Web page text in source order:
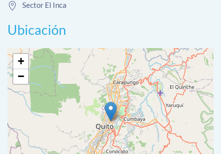
Sector El Inca
Ubicación
+
−